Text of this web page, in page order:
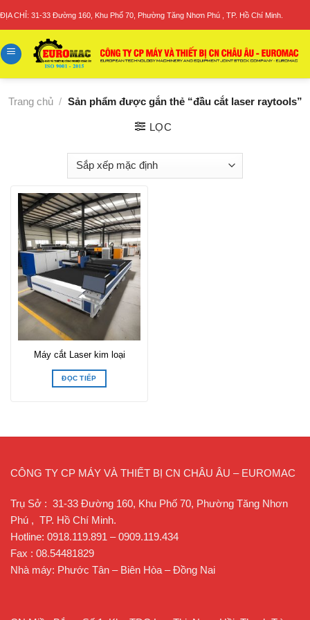
ĐỊA CHỈ: 31-33 Đường 160, Khu Phố 70, Phường Tăng Nhơn Phú , TP. Hồ Chí Minh.
Trang chủ / Sản phẩm được gắn thẻ “đầu cắt laser raytools”
LỌC
Máy cắt Laser kim loại
ĐỌC TIẾP
CÔNG TY CP MÁY VÀ THIẾT BỊ CN CHÂU ÂU – EUROMAC
Trụ Sở : 31-33 Đường 160, Khu Phố 70, Phường Tăng Nhơn
Phú , TP. Hồ Chí Minh.
Hotline: 0918.119.891 – 0909.119.434
Fax : 08.54481829
Nhà máy: Phước Tân – Biên Hòa – Đồng Nai